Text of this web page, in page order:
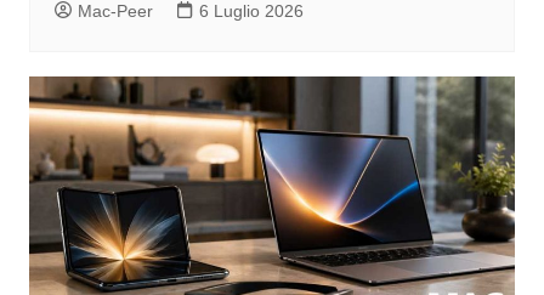
Mac-Peer 6 Luglio 2026